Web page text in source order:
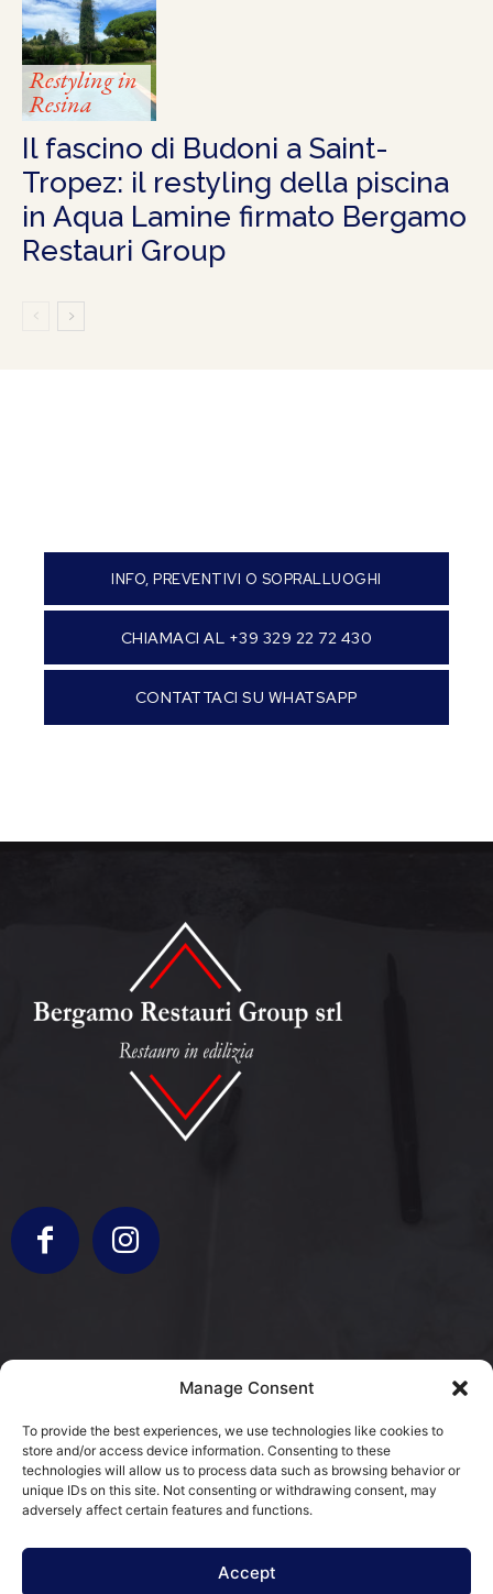
Manage Consent
To provide the best experiences, we use technologies like cookies to
store and/or access device information. Consenting to these
technologies will allow us to process data such as browsing behavior or
unique IDs on this site. Not consenting or withdrawing consent, may
adversely affect certain features and functions.
Accept
Restyling in
Resina
Il fascino di Budoni a Saint-
Tropez: il restyling della piscina
in Aqua Lamine firmato Bergamo
Restauri Group
INFO, PREVENTIVI O SOPRALLUOGHI
CHIAMACI AL +39 329 22 72 430
CONTATTACI SU WHATSAPP
info@bergamorestauri.it
+ 329 227 2430 +39 3317103931
via Donatori di Sangue 5
25080 Mazzano, BS